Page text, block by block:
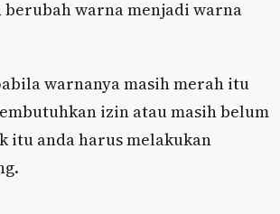
berubah warna menjadi warna
warnanya masih merah itu
izin atau masih belum
itu anda harus melakukan